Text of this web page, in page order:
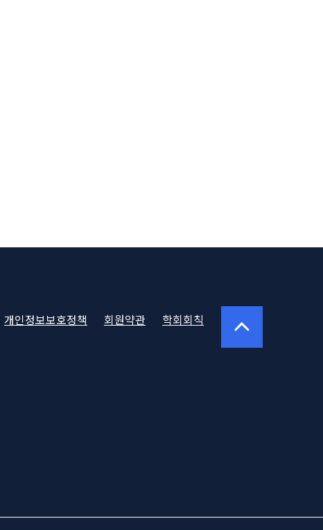
개인정보보호정책 회원약관
학회회칙